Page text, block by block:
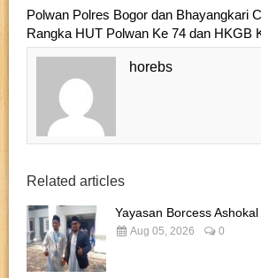
Polwan Polres Bogor dan Bhayangkari
Rangka HUT Polwan Ke 74 dan HKGB
horebs
Related articles
Yayasan Borcess Ashokal
Aug 05, 2026 0